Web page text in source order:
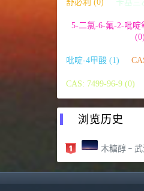
舒必利 (0) 苄基三
5-二氯-6-氟-2-吡
(0)
吡啶-4甲酸 (1)
CAS: 7499-96-9 (0)
浏览历史
木糖醇 – 武